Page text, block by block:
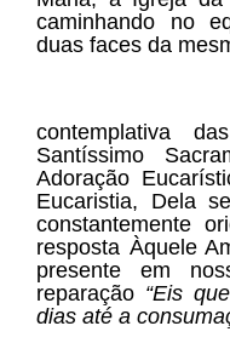
caminhando no
duas faces da
contemplativa
Santíssimo
Adoração
Eucaristia, Dela
constantemente
resposta Àquele
presente em
reparação “Eis
dias até a